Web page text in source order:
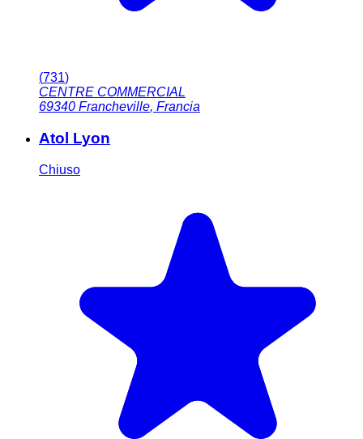
(731)
CENTRE COMMERCIAL
69340 Francheville, Francia
Atol Lyon
Chiuso